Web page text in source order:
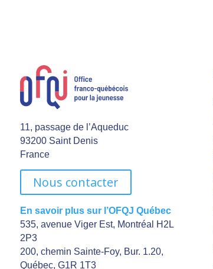
11, passage de l’Aqueduc
93200 Saint Denis
France
Nous contacter
En savoir plus sur l’OFQJ Québec
535, avenue Viger Est, Montréal H2L
2P3
200, chemin Sainte-Foy, Bur. 1.20,
Québec, G1R 1T3